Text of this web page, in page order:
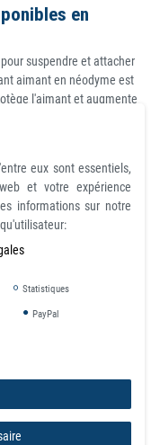
en
suspendre et attacher
aimant en néodyme est
l'aimant et augmente
pot métallique fermé en
mm
15 12
eux sont essentiels,
et votre expérience
informations sur notre
Statistiques
PayPal